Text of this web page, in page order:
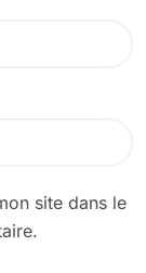
site dans le